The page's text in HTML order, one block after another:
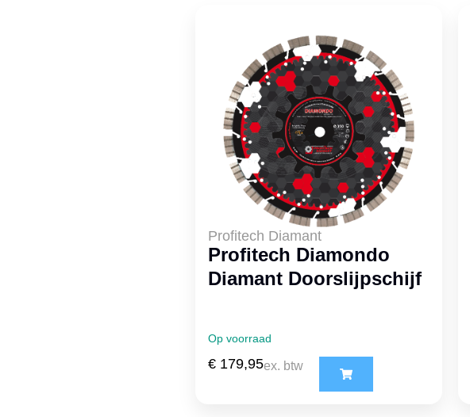
Profitech Diamant
Profitech Diamondo
Diamant Doorslijpschijf
Op voorraad
€ 179,95ex. btw